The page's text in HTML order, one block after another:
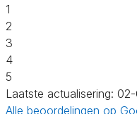
1
2
3
4
5
Laatste actualisering:
Alle beoordelingen op